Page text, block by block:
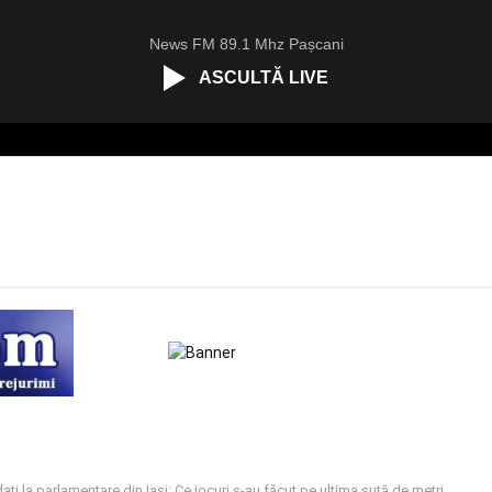
News FM 89.1 Mhz Pașcani
ASCULTĂ LIVE